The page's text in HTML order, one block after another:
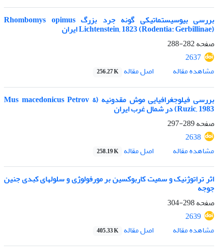
بررسی بیوسیستماتیکی گونه جرد بزرگ Rhombomys opimus
Lichtenstein, 1823 (Rodentia: Gerbillinae) ایران
صفحه282-288
2637
مشاهده مقاله
اصل مقاله 256.27 K
بررسی فیلوجغرافیایی موش مقدونیه (Mus macedonicus Petrov &
Ruzic, 1983) در شمال غرب ایران
صفحه289-297
2638
مشاهده مقاله
اصل مقاله 258.19 K
اثر تراتوژنیک و سمیت کاربوکسین بر مورفولوژی و سلولهای کبدی جنین
جوجه
صفحه298-304
2639
مشاهده مقاله
اصل مقاله 405.33 K